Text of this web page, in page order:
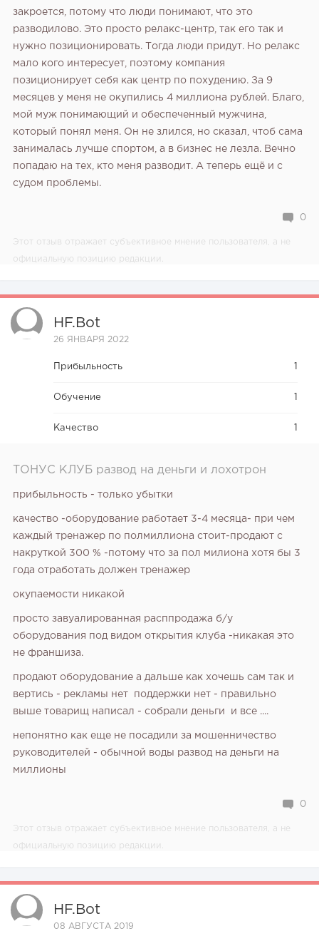
закроется, потому что люди понимают, что это
разводилово. Это просто релакс-центр, так его так и
нужно позиционировать. Тогда люди придут. Но релакс
мало кого интересует, поэтому компания
позиционирует себя как центр по похудению. За 9
месяцев у меня не окупились 4 миллиона рублей. Благо,
мой муж понимающий и обеспеченный мужчина,
который понял меня. Он не злился, но сказал, чтоб сама
занималась лучше спортом, а в бизнес не лезла. Вечно
попадаю на тех, кто меня разводит. А теперь ещё и с
судом проблемы.
0
Этот отзыв отражает субъективное мнение пользователя, а не
официальную позицию редакции.
HF.bot
26 ЯНВАРЯ 2022
Прибыльность
Обучение
Качество
ТОНУС КЛУБ развод на деньги и лохотрон
прибыльность - только убытки
качество -оборудование работает 3-4 месяца- при чем
каждый тренажер по полмиллиона стоит-продают с
накруткой 300 % -потому что за пол милиона хотя бы 3
года отработать должен тренажер
окупаемости никакой
просто завуалированная расппродажа б/у
оборудования под видом открытия клуба -никакая это
не франшиза.
продают оборудование а дальше как хочешь сам так и
вертись - рекламы нет поддержки нет - правильно
выше товарищ написал - собрали деньги и все ....
непонятно как еще не посадили за мошенничество
руководителей - обычной воды развод на деньги на
миллионы
0
Этот отзыв отражает субъективное мнение пользователя, а не
официальную позицию редакции.
HF.bot
08 АВГУСТА 2019